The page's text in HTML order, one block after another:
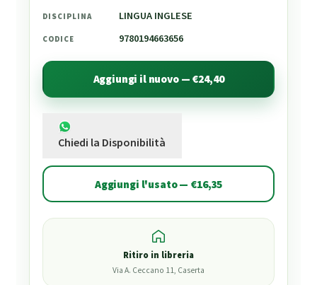
DISCIPLINA LINGUA INGLESE
CODICE 9780194663656
Aggiungi il nuovo — €24,40
Chiedi la Disponibilità
Aggiungi l'usato — €16,35
Ritiro in libreria
Via A. Ceccano 11, Caserta